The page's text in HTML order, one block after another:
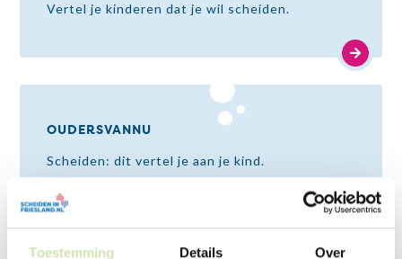
Toestemming Details Over
Vertel je kinderen dat je wil scheiden.
OUDERSVANNU
Scheiden: dit vertel je aan je kind.